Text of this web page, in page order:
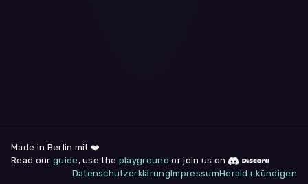
deine Zustimmung jederzeit unter "
am Seitenende widerrufen.
Made in Berlin mit ❤️
Read our guide , use the playground or join us on
DatenschutzerklärungImpressumHerald+ kündigen